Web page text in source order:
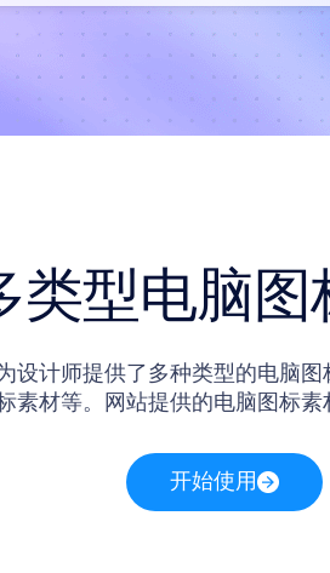
类型电脑图
设计师提供了多种类型的电脑
素材等。网站提供的电脑图标
开始使用